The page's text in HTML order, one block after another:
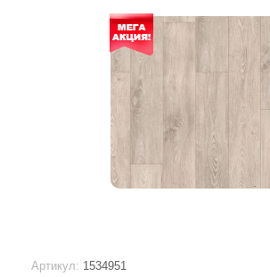
Артикул: 1534951